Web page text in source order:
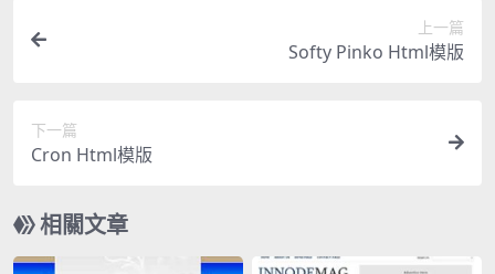
上一篇
Softy Pinko Html模版
下一篇
Cron Html模版
相關文章